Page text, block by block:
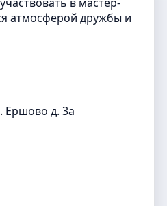
атмосферой дружбы и
Ершово д. 3а